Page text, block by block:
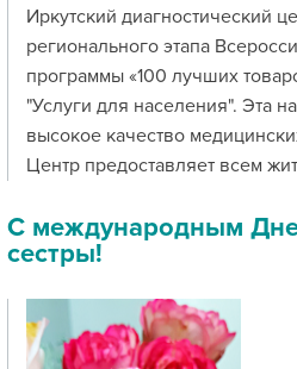
Иркутский диагностический
регионального этапа
программы «100 лучших
"Услуги для населения". Эта
высокое качество
Центр предоставляет всем
С международным
сестры!